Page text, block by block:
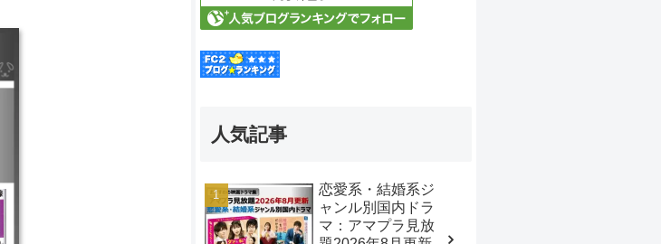
人気記事
恋愛系・結婚系ジ
ャンル別国内ドラ
マ：アマプラ見放